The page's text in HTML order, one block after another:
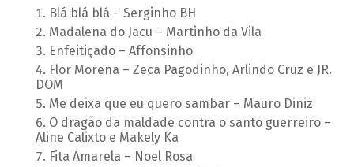
Blá blá blá – Serginho BH
Madalena do Jacu – Martinho da Vila
Enfeitiçado – Affonsinho
Flor Morena – Zeca Pagodinho, Arlindo Cruz e JR.
DOM
Me deixa que eu quero sambar – Mauro Diniz
O dragão da maldade contra o santo guerreiro –
Aline Calixto e Makely Ka
Fita Amarela – Noel Rosa